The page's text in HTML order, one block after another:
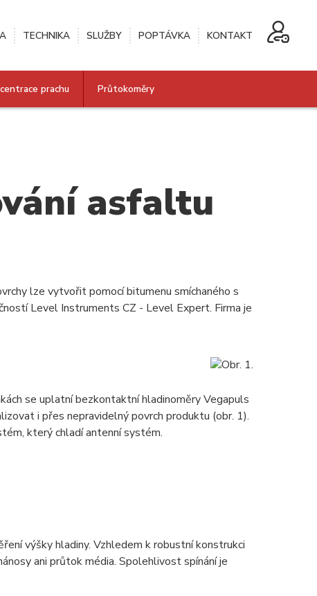
TECHNIKA SLUŽBY POPTÁVKA KONTAKT
prachu Průtokoměry
asfaltu
lze vytvořit pomocí bitumenu smíchaného s
Level Instruments CZ - Level Expert. Firma je
se uplatní bezkontaktní hladinoměry Vegapuls
i přes nepravidelný povrch produktu (obr. 1).
který chladí antenní systém.
výšky hladiny. Vzhledem k robustní konstrukci
ani průtok média. Spolehlivost spínání je